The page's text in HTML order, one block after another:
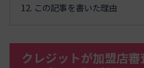
この記事を書いた理由
クレジットが加盟店